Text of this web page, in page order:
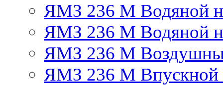
ЯМЗ 236 М Водяной
ЯМЗ 236 М Водяной
ЯМЗ 236 М
ЯМЗ 236 М Впускной